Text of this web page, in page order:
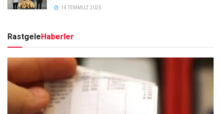
14 TEMMUZ 2025
RastgeleHaberler